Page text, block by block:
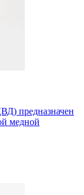
предназначен
медной